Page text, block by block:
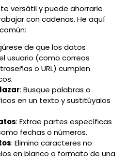
versátil y puede ahorrarle
con cadenas. He aquí
de que los datos
usuario (como correos
o URL) cumplen
: Busque palabras o
en un texto y sustitúyalos
: Extrae partes específicas
fechas o números.
: Elimina caracteres no
en blanco o formato de una